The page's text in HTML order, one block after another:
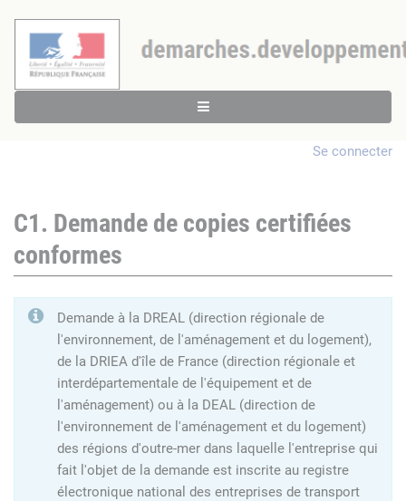
Se connecter
C1. Demande de copies certifiées
conformes
Demande à la DREAL (direction régionale de
l'environnement, de l'aménagement et du logement),
de la DRIEA d'île de France (direction régionale et
interdépartementale de l'équipement et de
l'aménagement) ou à la DEAL (direction de
l'environnement de l'aménagement et du logement)
des régions d'outre-mer dans laquelle l'entreprise qui
fait l'objet de la demande est inscrite au registre
électronique national des entreprises de transport